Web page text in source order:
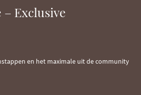
– Exclusive
en het maximale uit de community